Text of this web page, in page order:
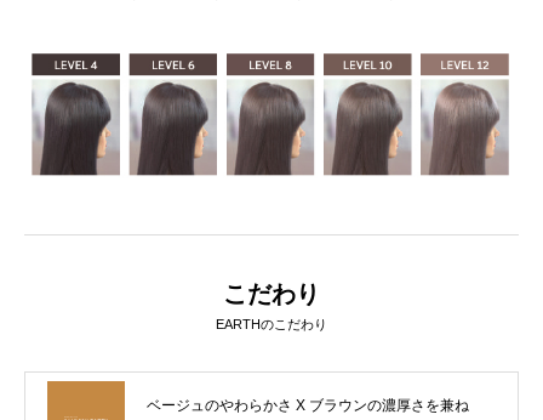
こだわり
EARTHのこだわり
ベージュのやわらかさ X ブラウンの濃厚さを兼ね